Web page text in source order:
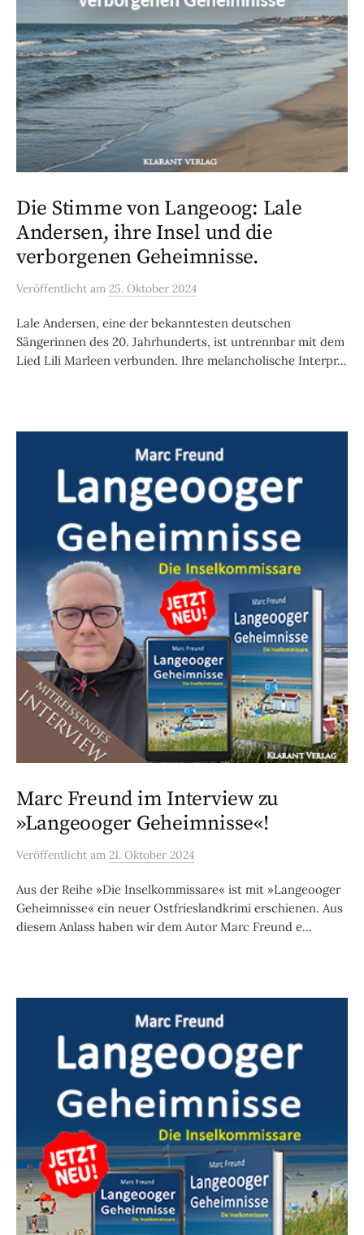
Die Stimme von Langeoog: Lale
Andersen, ihre Insel und die
verborgenen Geheimnisse.
Veröffentlicht am 25. Oktober 2024
Lale Andersen, eine der bekanntesten deutschen
Sängerinnen des 20. Jahrhunderts, ist untrennbar mit dem
Lied Lili Marleen verbunden. Ihre melancholische Interpr...
Marc Freund im Interview zu
»Langeooger Geheimnisse«!
Veröffentlicht am 21. Oktober 2024
Aus der Reihe »Die Inselkommissare« ist mit »Langeooger
Geheimnisse« ein neuer Ostfrieslandkrimi erschienen. Aus
diesem Anlass haben wir dem Autor Marc Freund e...